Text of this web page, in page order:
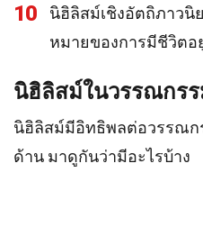
10
นิฮิลิสม์เชิงอัตถิภาวนิ
หมายของการมีชีวิตอ
นิฮิลิสม์ในวรรณกร
นิฮิลิสม์มีอิทธิพลต่อวรรณก
ด้าน มาดูกันว่ามีอะไรบ้าง